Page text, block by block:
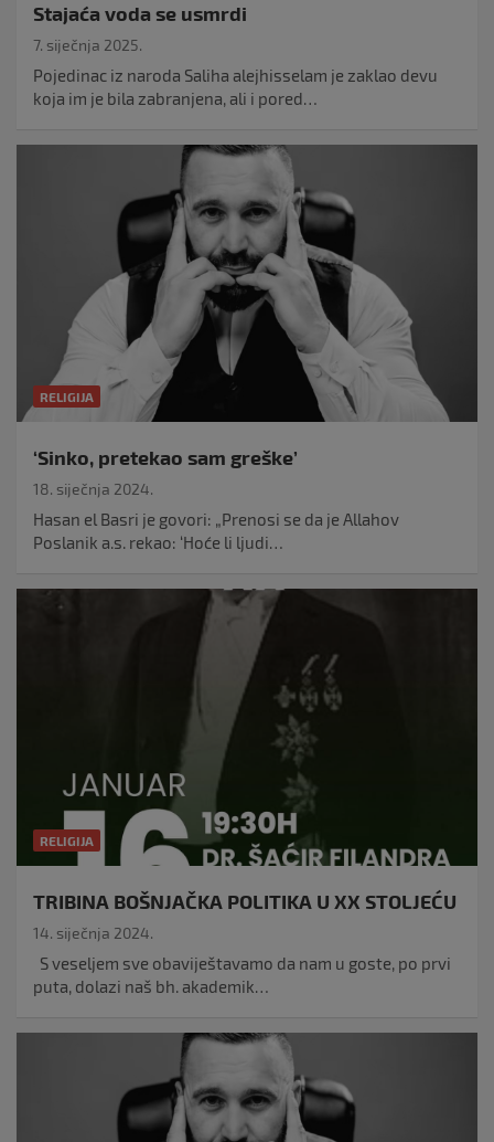
Stajaća voda se usmrdi
7. siječnja 2025.
Pojedinac iz naroda Saliha alejhisselam je zaklao devu
koja im je bila zabranjena, ali i pored…
RELIGIJA
‘Sinko, pretekao sam greške’
18. siječnja 2024.
Hasan el Basri je govori: „Prenosi se da je Allahov
Poslanik a.s. rekao: ‘Hoće li ljudi…
RELIGIJA
TRIBINA BOŠNJAČKA POLITIKA U XX STOLJEĆU
14. siječnja 2024.
S veseljem sve obaviještavamo da nam u goste, po prvi
puta, dolazi naš bh. akademik…